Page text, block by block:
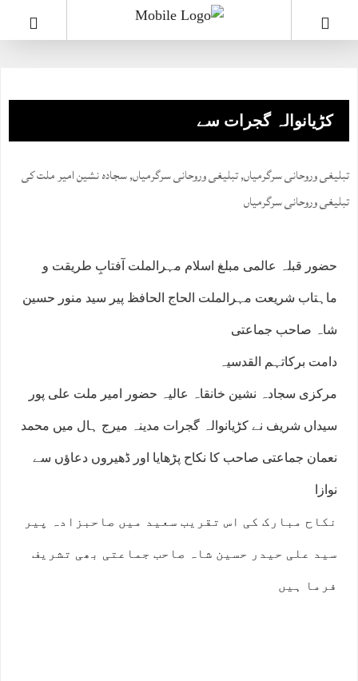
کڑیانوالہ گجرات سے
تبلیغی وروحانی سرگرمیاں,تبلیغی وروحانی سرگرمیاں,سجادہ نشین امیر ملت کی
تبلیغی وروحانی سرگرمیاں
حضور قبلہ عالمی مبلغ اسلام مہرالملت آفتابِ طریقت و
ماہتاب شریعت مہرالملت الحاج الحافظ پیر سید منور حسین
شاہ صاحب جماعتی
دامت برکاتہم القدسیہ
مرکزی سجادہ نشین خانقاہ عالیہ حضور امیر ملت علی پور
سیداں شریف نے کڑیانوالہ گجرات مدینہ میرج ہال میں محمد
نعمان جماعتی صاحب کا نکاح پڑھایا اور ڈھیروں دعاؤں سے
نوازا
نکاح مبارک کی اس تقریب سعید میں صاحبزادہ پیر
سید علی حیدر حسین شاہ صاحب جماعتی بھی تشریف
فرما ہیں